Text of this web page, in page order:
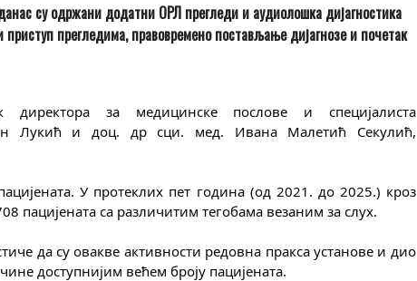
су одржани додатни ОРЛ прегледи и аудиолошка дијагностика
прегледима, правовремено постављање дијагнозе и почетак
за медицинске послове и специјалиста
Лукић и доц. др сци. мед. Ивана Малетић Секулић,
У протеклих пет година (од 2021. до 2025.) кроз
пацијената са различитим тегобама везаним за слух.
да су овакве активности редовна пракса установе и дио
доступнијим већем броју пацијената.